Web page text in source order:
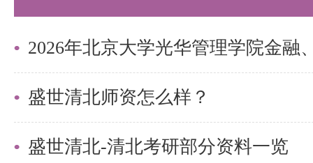
清华深研院仪器仪表工程专业硕
域及相关理工科本科生招生。研
量、光学系统设计与实现等基础
量雄厚，科研条件完善，教师团
盛世清北师资怎么样？
盛世清北-清北考研部分资料一览